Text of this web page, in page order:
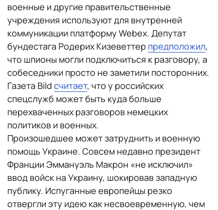
военные и другие правительственные
учреждения используют для внутренней
коммуникации платформу Webex. Депутат
бундестага Родерих Кизеветтер предположил,
что шпионы могли подключиться к разговору, а
собеседники просто не заметили посторонних.
Газета Bild считает, что у российских
спецслужб может быть куда больше
перехваченных разговоров немецких
политиков и военных.
Произошедшее может затруднить и военную
помощь Украине. Совсем недавно президент
Франции Эммануэль Макрон «не исключил»
ввод войск на Украину, шокировав западную
публику. Испуганные европейцы резко
отвергли эту идею как несвоевременную, чем